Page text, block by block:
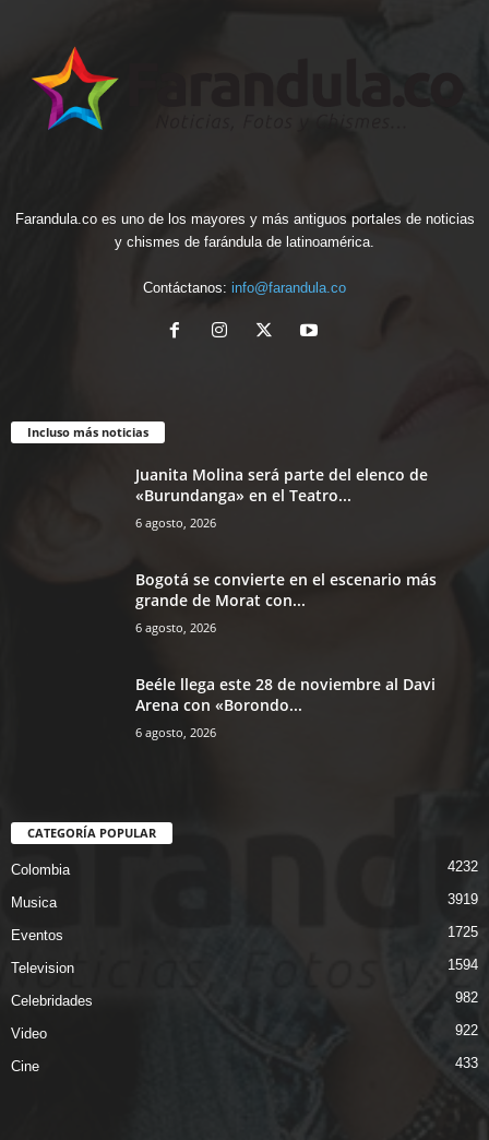
Farandula.co es uno de los mayores y más antiguos portales de noticias
y chismes de farándula de latinoamérica.
Contáctanos: info@farandula.co
Incluso más noticias
Juanita Molina será parte del elenco de
«Burundanga» en el Teatro...
6 agosto, 2026
Bogotá se convierte en el escenario más
grande de Morat con...
6 agosto, 2026
Beéle llega este 28 de noviembre al Davi
Arena con «Borondo...
6 agosto, 2026
CATEGORÍA POPULAR
Colombia 4232
Musica 3919
Eventos 1725
Television 1594
Celebridades 982
Video 922
Cine 433